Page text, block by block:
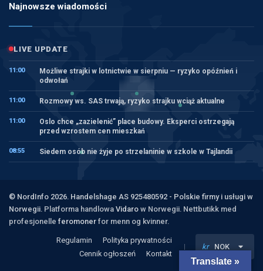
Najnowsze wiadomości
LIVE UPDATE
11:00
Możliwe strajki w lotnictwie w sierpniu — ryzyko opóźnień i
odwołań
11:00 Rozmowy ws. SAS trwają, ryzyko strajku wciąż aktualne
11:00
Oslo chce „zazielenić” place budowy. Eksperci ostrzegają
przed wzrostem cen mieszkań
08:55 Siedem osób nie żyje po strzelaninie w szkole w Tajlandii
© NordInfo 2026. Handelshage AS 925480592 - Polskie firmy i usługi w
Norwegii. Platforma handlowa Vidaro w Norwegii. Nettbutikk med
profesjonelle feromoner for menn og kvinner.
Regulamin
Polityka prywatności
Cennik ogłoszeń
Kontakt
kr NOK
Translate »